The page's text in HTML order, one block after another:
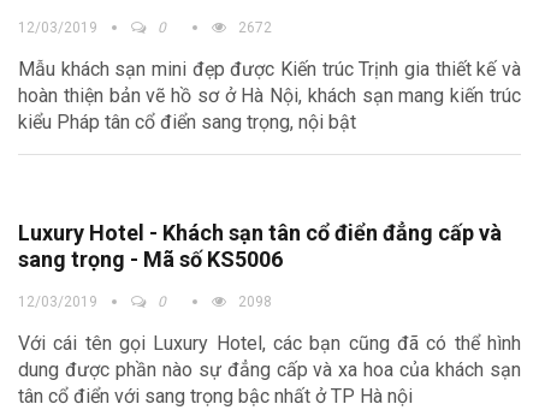
12/03/2019 0 2672
Mẫu khách sạn mini đẹp được Kiến trúc Trịnh gia thiết kế và
hoàn thiện bản vẽ hồ sơ ở Hà Nội, khách sạn mang kiến trúc
kiểu Pháp tân cổ điển sang trọng, nội bật
Luxury Hotel - Khách sạn tân cổ điển đẳng cấp và
sang trọng - Mã số KS5006
12/03/2019 0 2098
Với cái tên gọi Luxury Hotel, các bạn cũng đã có thể hình
dung được phần nào sự đẳng cấp và xa hoa của khách sạn
tân cổ điển với sang trọng bậc nhất ở TP Hà nội